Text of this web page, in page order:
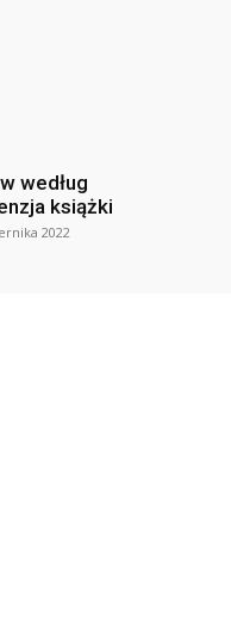
według
książki
2022